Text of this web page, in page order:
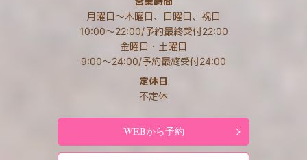
月曜日～木曜日、日曜日、祝日
10:00～22:00/予約最終受付22:00
金曜日・土曜日
9:00～24:00/予約最終受付24:00
定休日
不定休
WEBから予約